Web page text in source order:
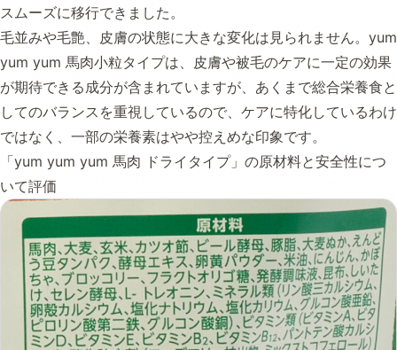
スムーズに移行できました。
毛並みや毛艶、皮膚の状態に大きな変化は見られません。yum
yum yum 馬肉小粒タイプは、皮膚や被毛のケアに一定の効果
が期待できる成分が含まれていますが、あくまで総合栄養食と
してのバランスを重視しているので、ケアに特化しているわけ
ではなく、一部の栄養素はやや控えめな印象です。
「yum yum yum 馬肉 ドライタイプ」の原材料と安全性につ
いて評価